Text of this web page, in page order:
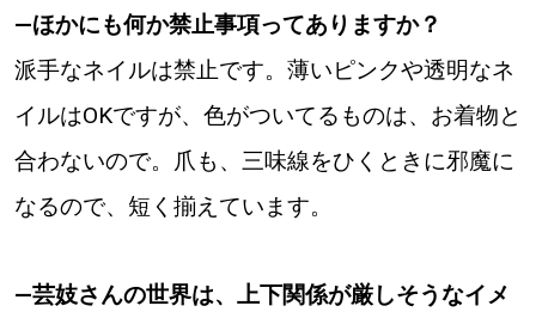
―ほかにも何か禁止事項ってありますか？
派手なネイルは禁止です。薄いピンクや透明なネ
イルはOKですが、色がついてるものは、お着物と
合わないので。爪も、三味線をひくときに邪魔に
なるので、短く揃えています。
―芸妓さんの世界は、上下関係が厳しそうなイメ